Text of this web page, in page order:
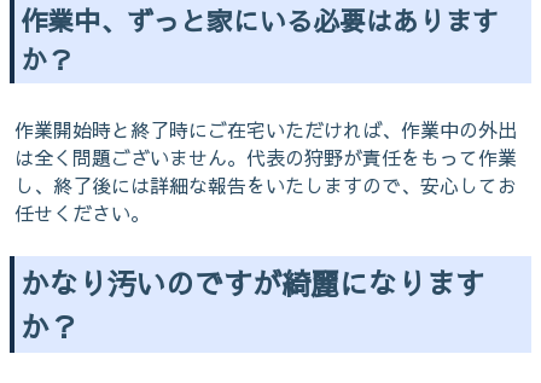
作業中、ずっと家にいる必要はあります
か？
作業開始時と終了時にご在宅いただければ、作業中の外出
は全く問題ございません。代表の狩野が責任をもって作業
し、終了後には詳細な報告をいたしますので、安心してお
任せください。
かなり汚いのですが綺麗になります
か？